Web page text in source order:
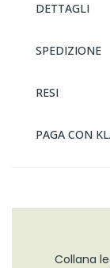
DETTAGLI
SPEDIZIONE
RESI
PAGA CON
Collana